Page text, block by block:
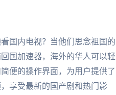
国内电视？当他们思念祖国的
国加速器，海外的华人可以轻
便的操作界面，为用户提供了
享受最新的国产剧和热门影